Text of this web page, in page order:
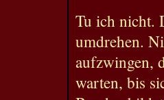
Tu ich nicht.
umdrehen.
aufzwingen,
warten, bis